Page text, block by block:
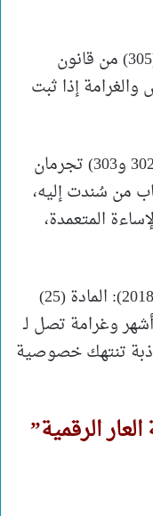
• جريمة البلاغ الكاذب: طبقاً للمادة (305) من قانون
والغرامة إذا ثبت
• جريمة القذف والتشهير: المادتان (302 و303) تجرمان
من سُندت إليه،
المتعمدة،
• قانون تقنية المعلومات (175 لسنة 2018): المادة (25)
تنص على الحبس مدة لا تقل عن 6 أشهر وغرامة تصل لـ
تنتهك خصوصية
الرقمية”